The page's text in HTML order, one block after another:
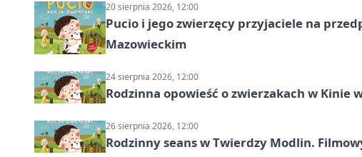
20 sierpnia 2026, 12:00
Pucio i jego zwierzęcy przyjaciele na
Mazowieckim
24 sierpnia 2026, 12:00
Rodzinna opowieść o zwierzakach w Kinie
26 sierpnia 2026, 12:00
Rodzinny seans w Twierdzy Modlin.